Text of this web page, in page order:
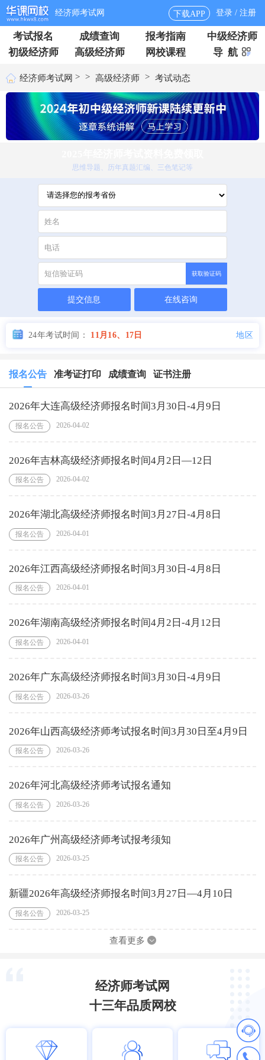
经济师考试网 下载APP 登录 / 注册
考试报名 成绩查询 报考指南
中级经济师
初级经济师
高级经济师 网校课程 导 航
经济师考试网 > > 高级经济师 > 考试动态
思维导题、历年真题汇编、三色笔记等
获取验证码
提交信息 在线咨询
24年考试时间： 11月16、17日 地区
报名公告 准考证打印 成绩查询 证书注册
2026年大连高级经济师报名时间3月30日-4月9日
报名公告 2026-04-02
2026年吉林高级经济师报名时间4月2日—12日
报名公告 2026-04-02
2026年湖北高级经济师报名时间3月27日-4月8日
报名公告 2026-04-01
2026年江西高级经济师报名时间3月30日-4月8日
报名公告 2026-04-01
2026年湖南高级经济师报名时间4月2日-4月12日
报名公告 2026-04-01
2026年广东高级经济师报名时间3月30日-4月9日
报名公告 2026-03-26
2026年山西高级经济师考试报名时间3月30日至4月9日
报名公告 2026-03-26
2026年河北高级经济师考试报名通知
报名公告 2026-03-26
2026年广州高级经济师考试报考须知
报名公告 2026-03-25
新疆2026年高级经济师报名时间3月27日—4月10日
报名公告 2026-03-25
查看更多
经济师考试网
十三年品质网校